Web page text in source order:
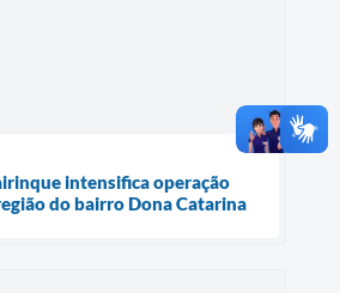
intensifica operação
do bairro Dona Catarina